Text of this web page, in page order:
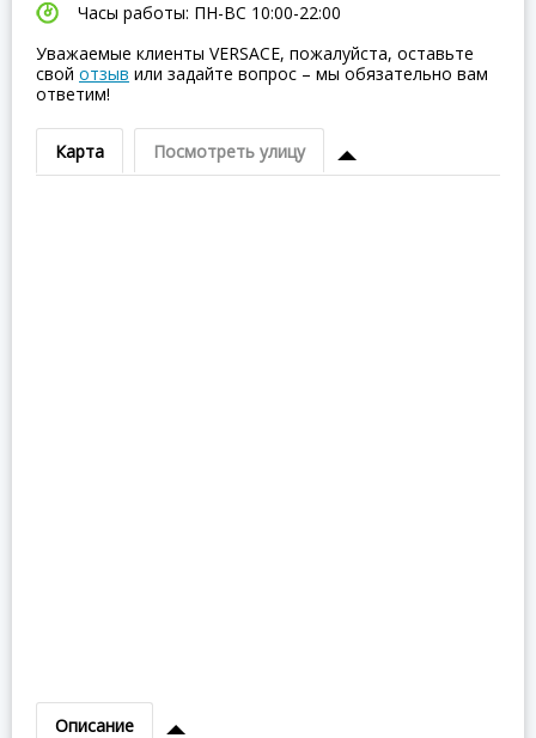
Часы работы: ПН-ВC 10:00-22:00
Уважаемые клиенты VERSACE, пожалуйста, оставьте
свой отзыв или задайте вопрос – мы обязательно вам
ответим!
Карта Посмотреть улицу
Описание